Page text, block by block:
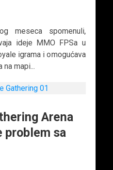
meseca spomenuli,
ideje MMO FPSa u
igrama i omogućava
mapi...
Arena
problem sa